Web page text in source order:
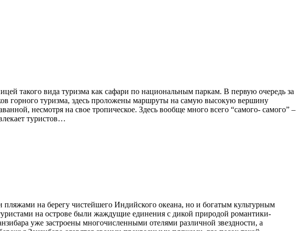
такого вида туризма как сафари по национальным паркам. В первую очередь за
горного туризма, здесь проложены маршруты на самую высокую вершину
несмотря на свое тропическое. Здесь вообще много всего “самого- самого” –
туристов…
на берегу чистейшего Индийского океана, но и богатым культурным
на острове были жаждущие единения с дикой природой романтики-
уже застроены многочисленными отелями различной звездности, а